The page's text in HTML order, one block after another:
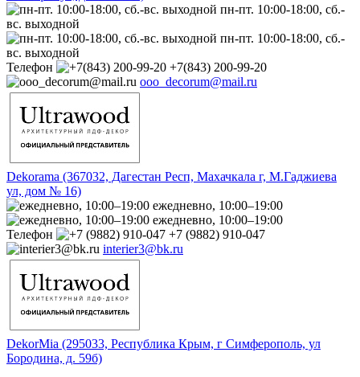
пн-пт. 10:00-18:00, сб.-
вс. выходной
пн-пт. 10:00-18:00, сб.-
вс. выходной
Телефон
+7(843) 200-99-20
ooo_decorum@mail.ru
Dekorama (367032, Дагестан Респ, Махачкала г, М.Гаджиева
ул, дом № 16)
ежедневно, 10:00–19:00
ежедневно, 10:00–19:00
Телефон
+7 (9882) 910-047
interier3@bk.ru
DekorMia (295033, Республика Крым, г Симферополь, ул
Бородина, д. 59б)